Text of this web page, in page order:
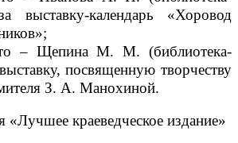
календарь «Хоровод
– Щепина М. М. (библиотека-
посвященную творчеству
З. А. Манохиной.
краеведческое издание»